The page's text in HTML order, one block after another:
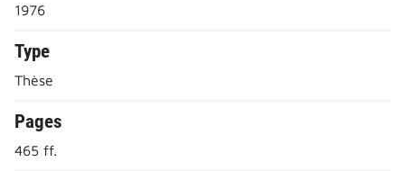
1976
Type
Thèse
Pages
465 ff.